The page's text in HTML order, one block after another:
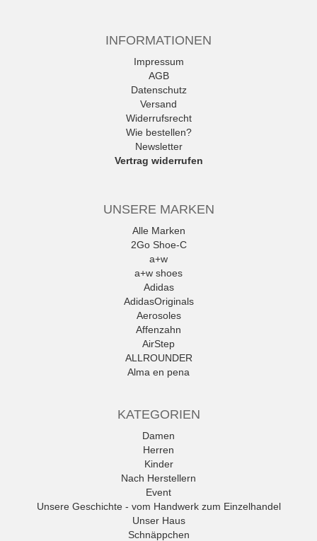
INFORMATIONEN
Impressum
AGB
Datenschutz
Versand
Widerrufsrecht
Wie bestellen?
Newsletter
Vertrag widerrufen
UNSERE MARKEN
Alle Marken
2Go Shoe-C
a+w
a+w shoes
Adidas
AdidasOriginals
Aerosoles
Affenzahn
AirStep
ALLROUNDER
Alma en pena
Amani
Andrea Conti
ANWR
anwr Schuh
ANXXXX
Apple of Eden
Ara
Mehr
KATEGORIEN
Damen
Herren
Kinder
Nach Herstellern
Event
Unsere Geschichte - vom Handwerk zum Einzelhandel
Unser Haus
Schnäppchen